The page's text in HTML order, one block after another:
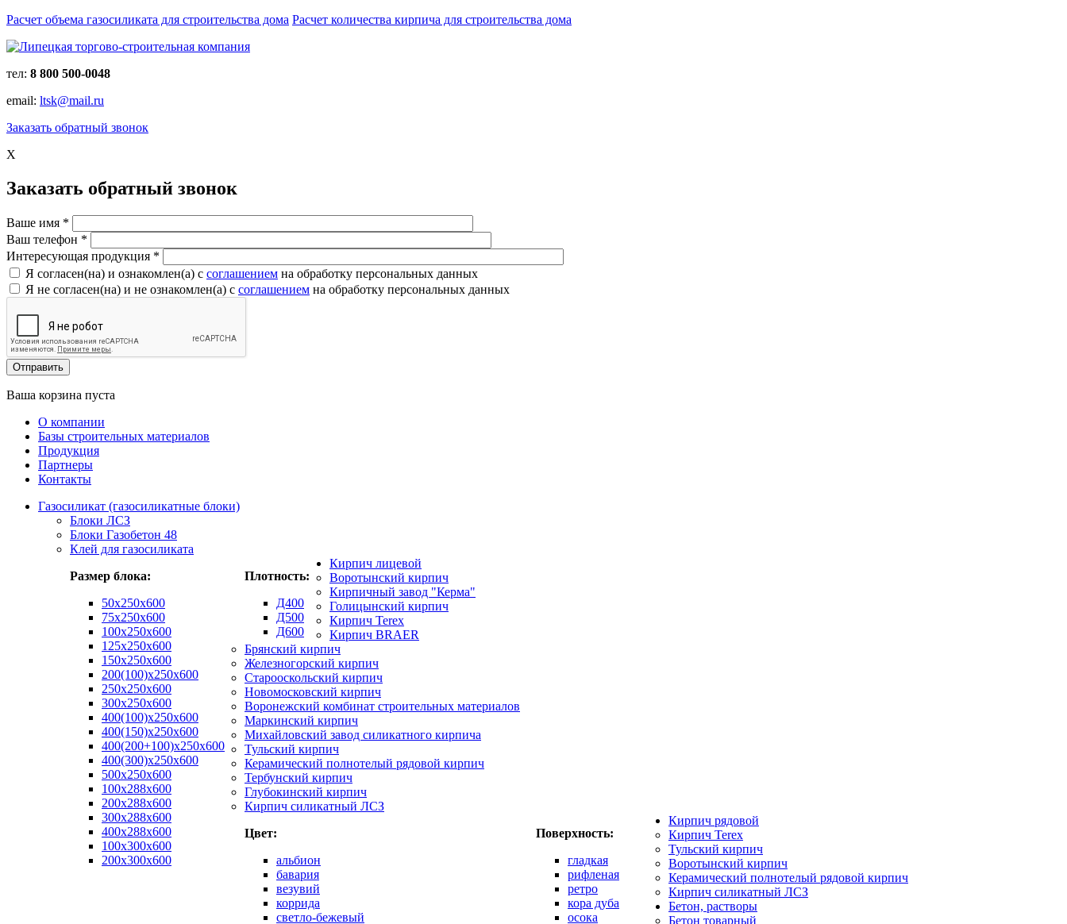
Расчет объема газосиликата для строительства дома Расчет количества кирпича для строительства дома
тел: 8 800 500-0048
email: ltsk@mail.ru
Заказать обратный звонок
X
Заказать обратный звонок
Ваше имя *
Ваш телефон *
Интересующая продукция *
Я согласен(на) и ознакомлен(a) с соглашением на обработку персональных данных
Я не согласен(на) и не ознакомлен(a) с соглашением на обработку персональных данных
Ваша корзина пуста
О компании
Базы строительных материалов
Продукция
Партнеры
Контакты
Газосиликат (газосиликатные блоки)
Блоки ЛСЗ
Блоки Газобетон 48
Клей для газосиликата
Размер блока:
50х250х600
75x250x600
100x250x600
125x250x600
150x250x600
200(100)x250x600
250x250x600
300x250x600
400(100)x250x600
400(150)x250x600
400(200+100)x250x600
400(300)x250x600
500x250x600
100x288x600
200x288x600
300x288x600
400x288x600
100х300х600
200х300х600
Плотность:
Д400
Д500
Д600
Кирпич лицевой
Воротынский кирпич
Кирпичный завод "Керма"
Голицынский кирпич
Кирпич Terex
Кирпич BRAER
Брянский кирпич
Железногорский кирпич
Старооскольский кирпич
Новомосковский кирпич
Воронежский комбинат строительных материалов
Маркинский кирпич
Михайловский завод силикатного кирпича
Тульский кирпич
Керамический полнотелый рядовой кирпич
Тербунский кирпич
Глубокинский кирпич
Кирпич силикатный ЛСЗ
Цвет:
альбион
бавария
везувий
коррида
светло-бежевый
Поверхность:
гладкая
рифленая
ретро
кора дуба
осока
Кирпич рядовой
Кирпич Terex
Тульский кирпич
Воротынский кирпич
Керамический полнотелый рядовой кирпич
Кирпич силикатный ЛСЗ
Бетон, растворы
Бетон товарный